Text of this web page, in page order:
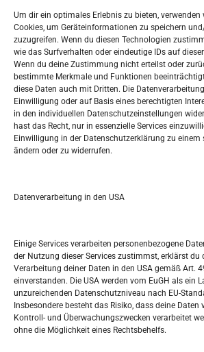
Um dir ein optimales Erlebnis zu bieten, verwenden
Cookies, um Geräteinformationen zu speichern
zuzugreifen. Wenn du diesen Technologien
wie das Surfverhalten oder eindeutige IDs auf
Wenn du deine Zustimmung nicht erteilst oder
bestimmte Merkmale und Funktionen
diese Daten auch mit Dritten. Die
Einwilligung oder auf Basis eines berechtigten
in den individuellen Datenschutzeinstellungen
hast das Recht, nur in essenzielle Services
Einwilligung in der Datenschutzerklärung zu einem
ändern oder zu widerrufen.
Datenverarbeitung in den USA
Einige Services verarbeiten personenbezogene
der Nutzung dieser Services zustimmst, erklärst du
Verarbeitung deiner Daten in den USA gemäß Art.
einverstanden. Die USA werden vom EuGH als ein
unzureichenden Datenschutzniveau nach EU-
Insbesondere besteht das Risiko, dass deine Daten
Kontroll- und Überwachungszwecken verarbeitet
ohne die Möglichkeit eines Rechtsbehelfs.
Widerufsbelehrung
Oglašavanje / Postavite svoj oglas
Tko je “Idemo u Svijet –
Pretražite stranicu:
S
e
a
h
M D M D F
3 4 5 6 7
10 11 12 13 14